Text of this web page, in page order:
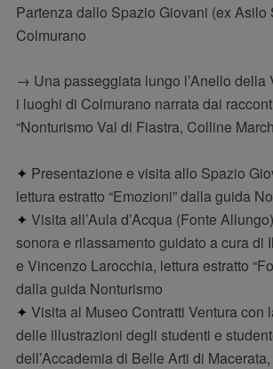
Partenza dallo Spazio Giovani (ex Asilo
Colmurano
→ Una passeggiata lungo l’Anello della
i luoghi di Colmurano narrata dai
“Nonturismo Val di Fiastra, Colline
✦ Presentazione e visita allo Spazio
lettura estratto “Emozioni” dalla guida
✦ Visita all’Aula d’Acqua (Fonte
sonora e rilassamento guidato a cura di
e Vincenzo Larocchia, lettura estratto
dalla guida Nonturismo
✦ Visita al Museo Contratti Ventura con
delle illustrazioni degli studenti e
dell’Accademia di Belle Arti di